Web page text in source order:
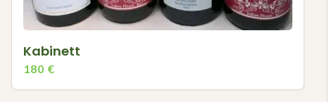
Kabinett
180 €